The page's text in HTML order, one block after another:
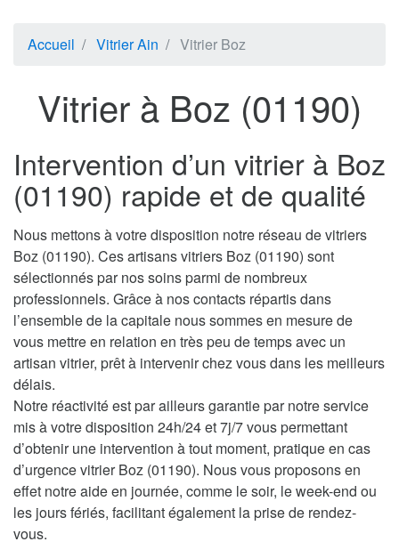
Accueil Vitrier Ain Vitrier Boz
Vitrier à Boz (01190)
Intervention d’un vitrier à Boz
(01190) rapide et de qualité
Nous mettons à votre disposition notre réseau de vitriers
Boz (01190). Ces artisans vitriers Boz (01190) sont
sélectionnés par nos soins parmi de nombreux
professionnels. Grâce à nos contacts répartis dans
l’ensemble de la capitale nous sommes en mesure de
vous mettre en relation en très peu de temps avec un
artisan vitrier, prêt à intervenir chez vous dans les meilleurs
délais.
Notre réactivité est par ailleurs garantie par notre service
mis à votre disposition 24h/24 et 7j/7 vous permettant
d’obtenir une intervention à tout moment, pratique en cas
d’urgence vitrier Boz (01190). Nous vous proposons en
effet notre aide en journée, comme le soir, le week-end ou
les jours fériés, facilitant également la prise de rendez-
vous.